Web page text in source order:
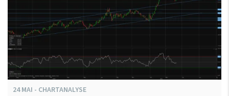
24 MAI - CHARTANALYSE